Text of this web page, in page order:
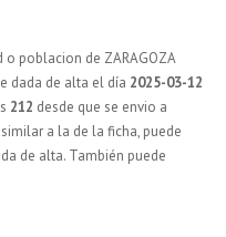
o poblacion de ZARAGOZA
dada de alta el día 2025-03-12
212 desde que se envio a
a la de la ficha, puede
de alta. También puede